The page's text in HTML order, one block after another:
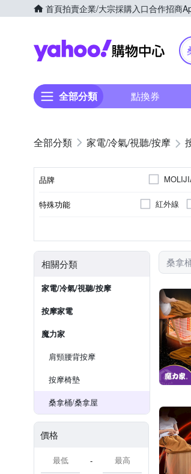
首頁拍賣企業/大宗採購入口合作招商
全部分類 點換券
家電/冷氣/視聽/按摩
品牌
特殊功能 紅外線
相關分類
家電/冷氣/視聽/按摩
按摩家電
魔力家
肩頸腰背按摩
按摩椅墊
桑拿桶/桑拿屋
價格
-
桑拿